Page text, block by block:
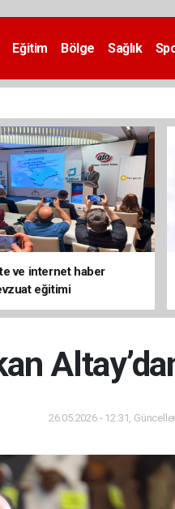
Eğitim Bölge Sağlık
ve internet haber
eğitimi
26.05.2026 - 12:31,